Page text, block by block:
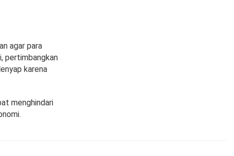
agar para
pertimbangkan
karena
menghindari